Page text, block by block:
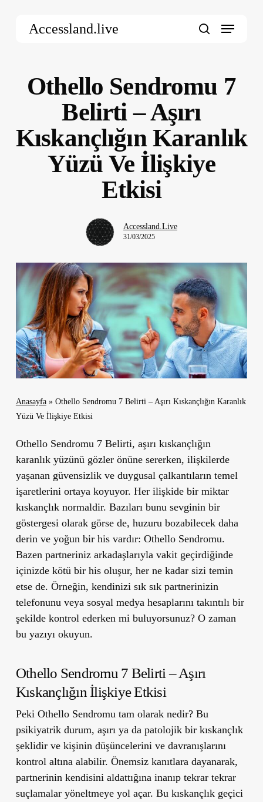
Accessland.live Menu
Othello Sendromu 7
Belirti – Aşırı
Kıskançlığın Karanlık
Yüzü Ve İlişkiye
Etkisi
Accessland.Live
31/03/2025
Anasayfa» Othello Sendromu 7 Belirti – Aşırı Kıskançlığın Karanlık
Yüzü Ve İlişkiye Etkisi
Othello Sendromu 7 Belirti, aşırı kıskançlığın
karanlık yüzünü gözler önüne sererken, ilişkilerde
yaşanan güvensizlik ve duygusal çalkantıların temel
işaretlerini ortaya koyuyor. Her ilişkide bir miktar
kıskançlık normaldir. Bazıları bunu sevginin bir
göstergesi olarak görse de, huzuru bozabilecek daha
derin ve yoğun bir his vardır: Othello Sendromu.
Bazen partneriniz arkadaşlarıyla vakit geçirdiğinde
içinizde kötü bir his oluşur, her ne kadar sizi temin
etse de. Örneğin, kendinizi sık sık partnerinizin
telefonunu veya sosyal medya hesaplarını takıntılı bir
şekilde kontrol ederken mi buluyorsunuz? O zaman
bu yazıyı okuyun.
Othello Sendromu 7 Belirti – Aşırı
Kıskançlığın İlişkiye Etkisi
Peki Othello Sendromu tam olarak nedir? Bu
psikiyatrik durum, aşırı ya da patolojik bir kıskançlık
şeklidir ve kişinin düşüncelerini ve davranışlarını
kontrol altına alabilir. Önemsiz kanıtlara dayanarak,
partnerinin kendisini aldattığına inanıp tekrar tekrar
suçlamalar yöneltmeye yol açar. Bu kıskançlık geçici